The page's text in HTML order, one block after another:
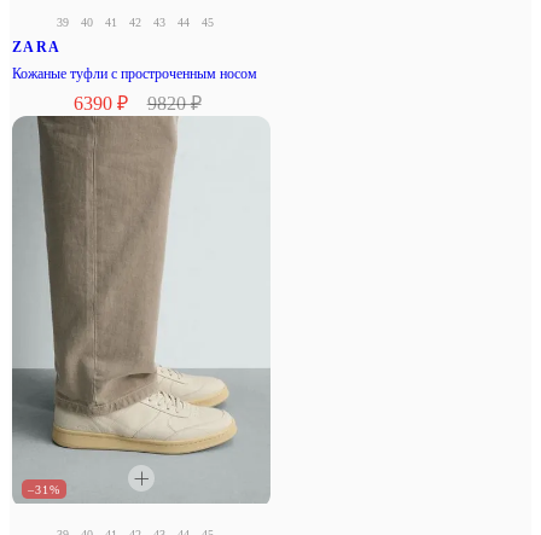
39 40 41 42 43 44 45
ZARA
Кожаные туфли с простроченным носом
6390 ₽ 9820 ₽
–31%